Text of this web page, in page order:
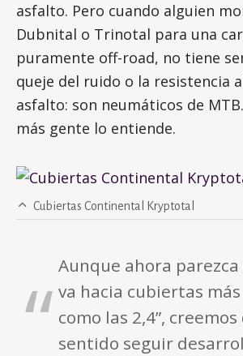
asfalto. Pero cuando alguien
Dubnital o Trinotal para una
puramente off-road, no tiene
queje del ruido o la resistencia
asfalto: son neumáticos de
más gente lo entiende.
Cubiertas Continental Kryptotal
Aunque ahora
va hacia cubiertas
como las 2,4”,
sentido seguir